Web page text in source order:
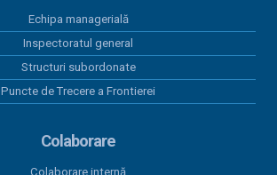
Echipa managerială
Inspectoratul general
Structuri subordonate
Puncte de Trecere a Frontierei
Colaborare
Colaborare internă